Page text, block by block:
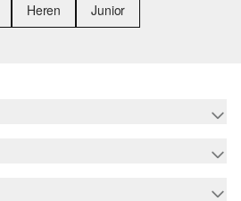
Heren Junior